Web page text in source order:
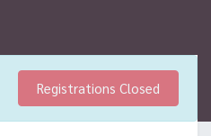
Registrations Closed